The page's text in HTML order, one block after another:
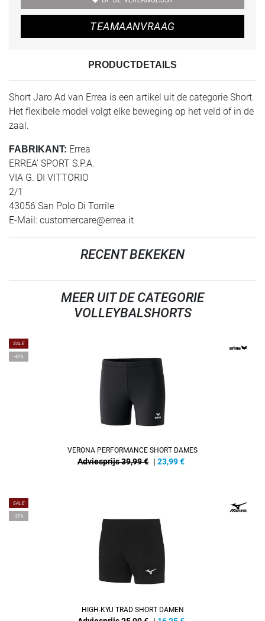
TEAMAANVRAAG
PRODUCTDETAILS
Short Jaro Ad van Errea is een artikel uit de categorie Short.
Het flexibele model volgt elke beweging op het veld of in de
zaal.
FABRIKANT: Errea
ERREA' SPORT S.P.A.
VIA G. DI VITTORIO
2/1
43056 San Polo Di Torrile
E-Mail: customercare@errea.it
RECENT BEKEKEN
MEER UIT DE CATEGORIE
VOLLEYBALSHORTS
SALE
-40%
VERONA PERFORMANCE SHORT DAMES
Adviesprijs 39,99 € | 23,99€
SALE
-35%
HIGH-KYU TRAD SHORT DAMEN